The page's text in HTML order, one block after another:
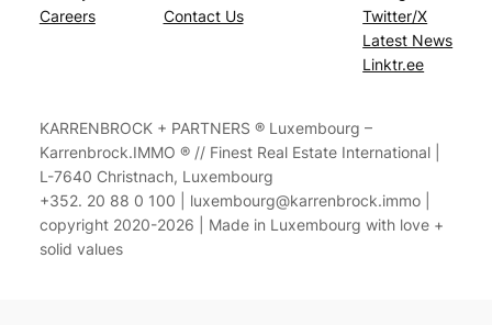
Careers
Contact Us
Twitter/X
Latest News
Linktr.ee
KARRENBROCK + PARTNERS ® Luxembourg –
Karrenbrock.IMMO ® // Finest Real Estate International |
L-7640 Christnach, Luxembourg
+352. 20 88 0 100 | luxembourg@karrenbrock.immo |
copyright 2020-2026 | Made in Luxembourg with love +
solid values